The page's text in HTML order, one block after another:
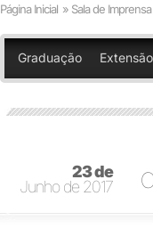
Página Inicial » Sala de Imprensa
Graduação Extensão
23 de
Junho de 2017